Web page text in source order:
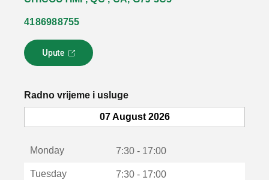
4186988755
Upute
L
i
k
o
Radno vrijeme i usluge
07 August 2026
Monday 7:30 - 17:00
Tuesday 7:30 - 17:00